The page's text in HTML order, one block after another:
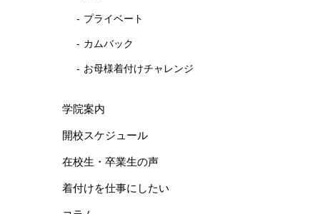
プライベート
カムバック
お母様着付けチャレンジ
学院案内
開校スケジュール
在校生・卒業生の声
着付けを仕事にしたい